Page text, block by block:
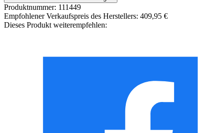
Produktnummer: 111449
Empfohlener Verkaufspreis des Herstellers: 409,95 €
Dieses Produkt weiterempfehlen: